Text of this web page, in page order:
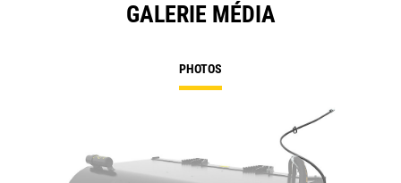
GALERIE MÉDIA
PHOTOS